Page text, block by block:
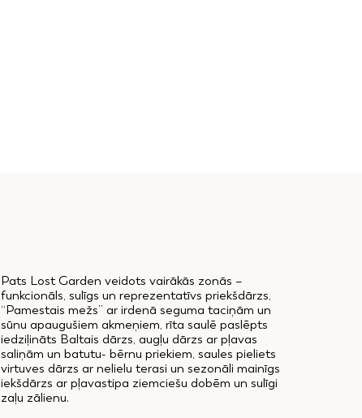
Pats Lost Garden veidots vairākās zonās –
funkcionāls, sulīgs un reprezentatīvs priekšdārzs,
“Pamestais mežs” ar irdenā seguma taciņām un
sūnu apaugušiem akmeņiem, rīta saulē paslēpts
iedziļināts Baltais dārzs, augļu dārzs ar pļavas
saliņām un batutu- bērnu priekiem, saules pieliets
virtuves dārzs ar nelielu terasi un sezonāli mainīgs
iekšdārzs ar pļavastipa ziemciešu dobēm un sulīgi
zaļu zālienu.